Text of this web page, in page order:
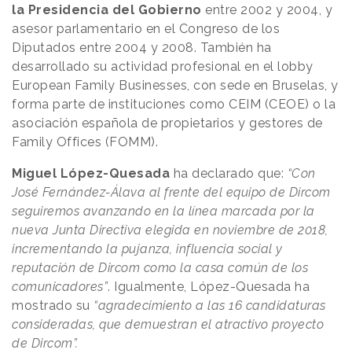
la Presidencia del Gobierno entre 2002 y 2004, y
asesor parlamentario en el Congreso de los
Diputados entre 2004 y 2008. También ha
desarrollado su actividad profesional en el lobby
European Family Businesses, con sede en Bruselas, y
forma parte de instituciones como CEIM (CEOE) o la
asociación española de propietarios y gestores de
Family Offices (FOMM).
Miguel López-Quesada ha declarado que: “Con
José Fernández-Álava al frente del equipo de Dircom
seguiremos avanzando en la línea marcada por la
nueva Junta Directiva elegida en noviembre de 2018,
incrementando la pujanza, influencia social y
reputación de Dircom como la casa común de los
comunicadores”. Igualmente, López-Quesada ha
mostrado su “agradecimiento a las 16 candidaturas
consideradas, que demuestran el atractivo proyecto
de Dircom”.